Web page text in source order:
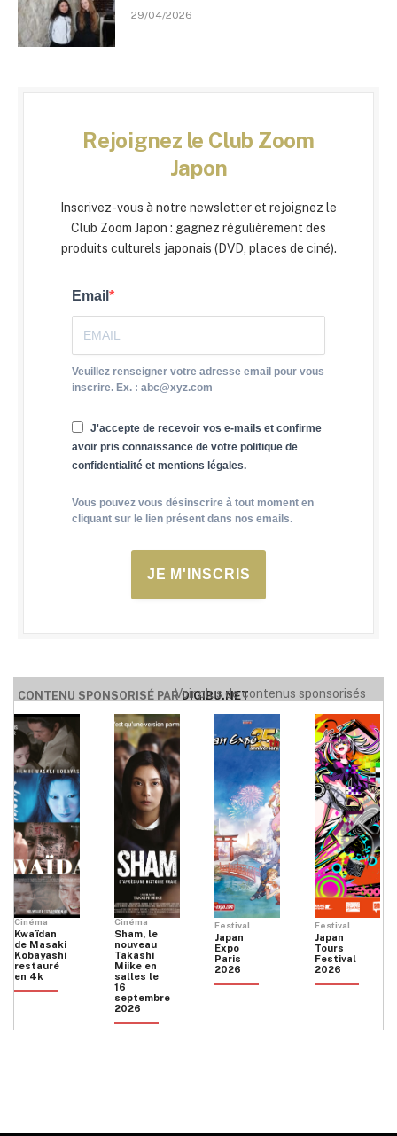
29/04/2026
Rejoignez le Club Zoom
Japon
Inscrivez-vous à notre newsletter et rejoignez le
Club Zoom Japon : gagnez régulièrement des
produits culturels japonais (DVD, places de ciné).
Email
Veuillez renseigner votre adresse email pour vous
inscrire. Ex. : abc@xyz.com
J'accepte de recevoir vos e-mails et confirme
avoir pris connaissance de votre politique de
confidentialité et mentions légales.
Vous pouvez vous désinscrire à tout moment en
cliquant sur le lien présent dans nos emails.
JE M'INSCRIS
CONTENU SPONSORISÉ PARDIGIBU.NET
Voir plus de contenus sponsorisés
Cinéma
Kwaïdan
de Masaki
Kobayashi
restauré
en 4k
Cinéma
Sham, le
nouveau
Takashi
Miike en
salles le
16
septembre
2026
Festival
Japan
Expo
Paris
2026
Festival
Japan
Tours
Festival
2026